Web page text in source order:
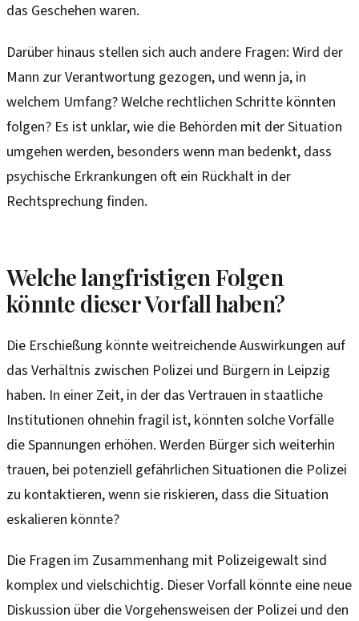
das Geschehen waren.
Darüber hinaus stellen sich auch andere Fragen: Wird der
Mann zur Verantwortung gezogen, und wenn ja, in
welchem Umfang? Welche rechtlichen Schritte könnten
folgen? Es ist unklar, wie die Behörden mit der Situation
umgehen werden, besonders wenn man bedenkt, dass
psychische Erkrankungen oft ein Rückhalt in der
Rechtsprechung finden.
Welche langfristigen Folgen
könnte dieser Vorfall haben?
Die Erschießung könnte weitreichende Auswirkungen auf
das Verhältnis zwischen Polizei und Bürgern in Leipzig
haben. In einer Zeit, in der das Vertrauen in staatliche
Institutionen ohnehin fragil ist, könnten solche Vorfälle
die Spannungen erhöhen. Werden Bürger sich weiterhin
trauen, bei potenziell gefährlichen Situationen die Polizei
zu kontaktieren, wenn sie riskieren, dass die Situation
eskalieren könnte?
Die Fragen im Zusammenhang mit Polizeigewalt sind
komplex und vielschichtig. Dieser Vorfall könnte eine neue
Diskussion über die Vorgehensweisen der Polizei und den